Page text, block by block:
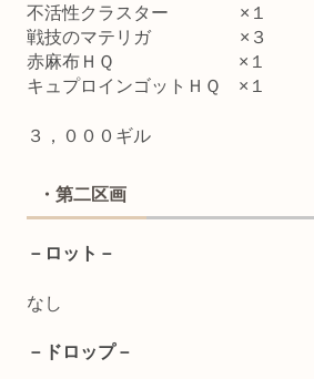
不活性クラスター ×１
戦技のマテリガ ×３
赤麻布ＨＱ ×１
キュプロインゴットＨＱ ×１
３，０００ギル
・第二区画
－ロット－
なし
－ドロップ－